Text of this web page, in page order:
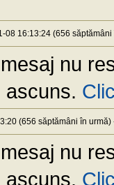
08 16:13:24 (656 săptămâni
nu
ascuns.
(656 săptămâni în urmă)
nu
ascuns.